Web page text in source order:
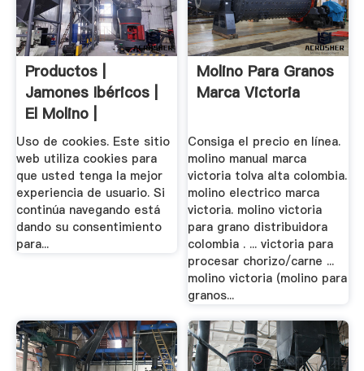
Productos |
Jamones Ibéricos |
El Molino |
Productos.
Uso de cookies. Este sitio
web utiliza cookies para
que usted tenga la mejor
experiencia de usuario. Si
continúa navegando está
dando su consentimiento
para...
Molino Para Granos
Marca Victoria
Consiga el precio en línea.
molino manual marca
victoria tolva alta colombia.
molino electrico marca
victoria. molino victoria
para grano distribuidora
colombia . ... victoria para
procesar chorizo/carne ...
molino victoria (molino para
granos...